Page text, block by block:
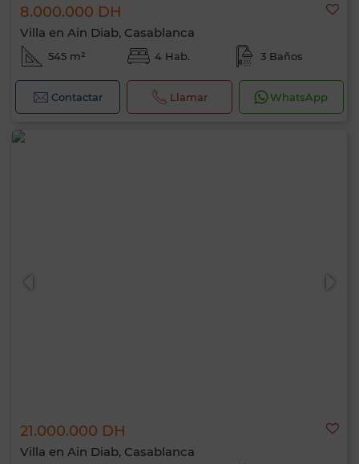
8.000.000 DH
Villa en Ain Diab, Casablanca
545 m² 4 Hab. 3 Baños
Contactar Llamar WhatsApp
21.000.000 DH
Villa en Ain Diab, Casablanca